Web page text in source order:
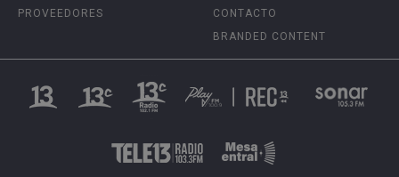
PROVEEDORES
CONTACTO
BRANDED CONTENT